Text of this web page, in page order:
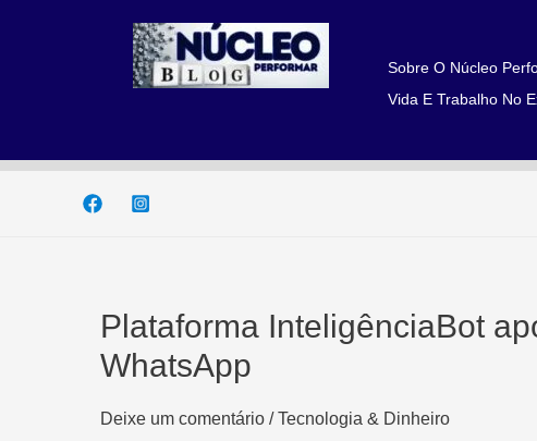
Sobre O Núcleo
Vida E Trabalho No
Plataforma InteligênciaBot
WhatsApp
Deixe um comentário /Tecnologia & Dinheiro